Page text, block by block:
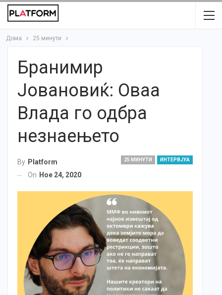
Дома 25 минути
Бранимир
Јовановиќ: Оваа
Влада го одбра
незнаењето
25 МИНУТИ ИНТЕРВЈУА
By Platform
On Ное 24, 2020